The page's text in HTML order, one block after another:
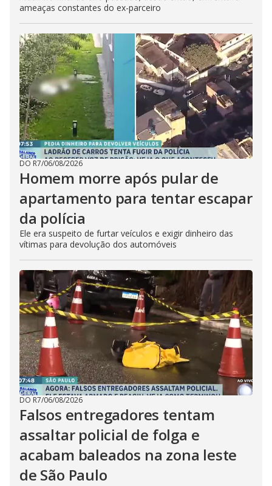
ameaças constantes do ex-parceiro
DO R7/06/08/2026
Homem morre após pular de
apartamento para tentar escapar
da polícia
Ele era suspeito de furtar veículos e exigir dinheiro das
vítimas para devolução dos automóveis
DO R7/06/08/2026
Falsos entregadores tentam
assaltar policial de folga e
acabam baleados na zona leste
de São Paulo